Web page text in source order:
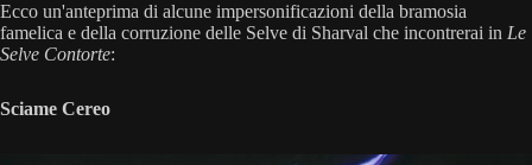
Ecco un'anteprima di alcune impersonificazioni della bramosia
famelica e della corruzione delle Selve di Sharval che incontrerai in Le
Selve Contorte:
Sciame Cereo